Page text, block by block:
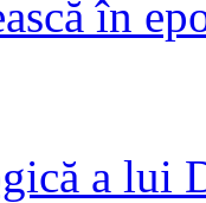
în
a lui